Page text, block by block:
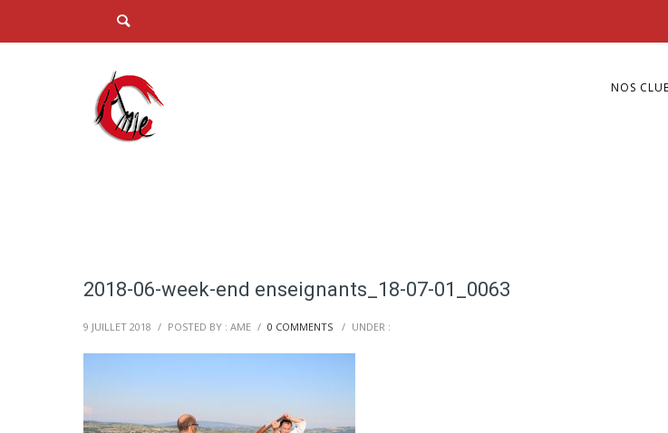
NOS
2018-06-week-end enseignants_18-07-01_0063
9 JUILLET 2018 / POSTED BY : AME / 0 COMMENTS / UNDER :